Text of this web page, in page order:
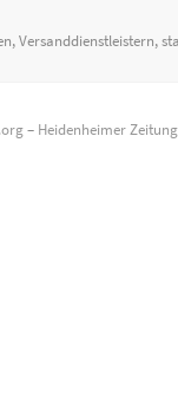
Versanddienstleistern,
– Heidenheimer